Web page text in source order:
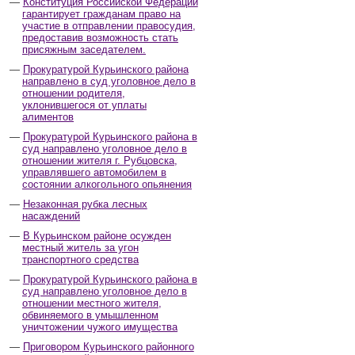
гарантирует гражданам право на
участие в отправлении правосудия,
предоставив возможность стать
присяжным заседателем.
Прокуратурой Курьинского района
направлено в суд уголовное дело в
отношении родителя,
уклонившегося от уплаты
алиментов
Прокуратурой Курьинского района в
суд направлено уголовное дело в
отношении жителя г. Рубцовска,
управлявшего автомобилем в
состоянии алкогольного опьянения
Незаконная рубка лесных
насаждений
В Курьинском районе осужден
местный житель за угон
транспортного средства
Прокуратурой Курьинского района в
суд направлено уголовное дело в
отношении местного жителя,
обвиняемого в умышленном
уничтожении чужого имущества
Приговором Курьинского районного